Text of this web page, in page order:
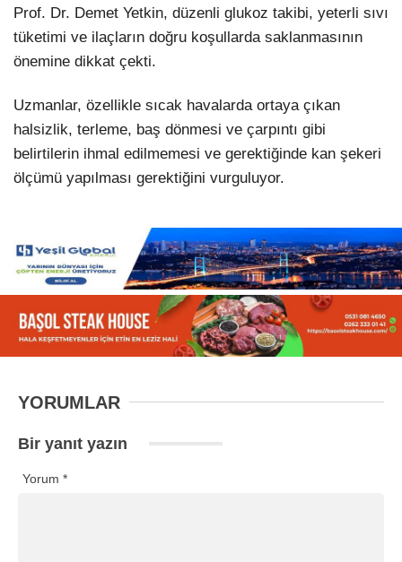
Prof. Dr. Demet Yetkin, düzenli glukoz takibi, yeterli sıvı
tüketimi ve ilaçların doğru koşullarda saklanmasının
önemine dikkat çekti.
Uzmanlar, özellikle sıcak havalarda ortaya çıkan
halsizlik, terleme, baş dönmesi ve çarpıntı gibi
belirtilerin ihmal edilmemesi ve gerektiğinde kan şekeri
ölçümü yapılması gerektiğini vurguluyor.
YORUMLAR
Bir yanıt yazın
Yorum *